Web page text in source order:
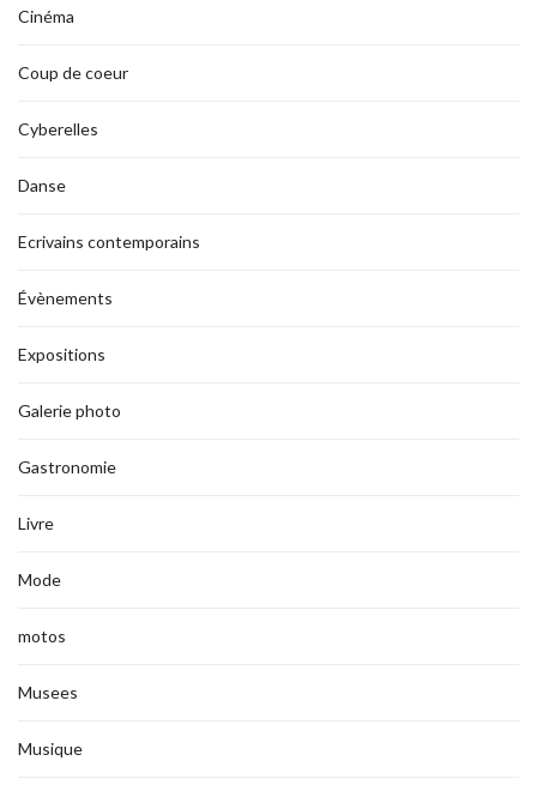
Cinéma
Coup de coeur
Cyberelles
Danse
Ecrivains contemporains
Évènements
Expositions
Galerie photo
Gastronomie
Livre
Mode
motos
Musees
Musique